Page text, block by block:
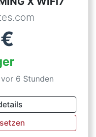
€
6 Stunden